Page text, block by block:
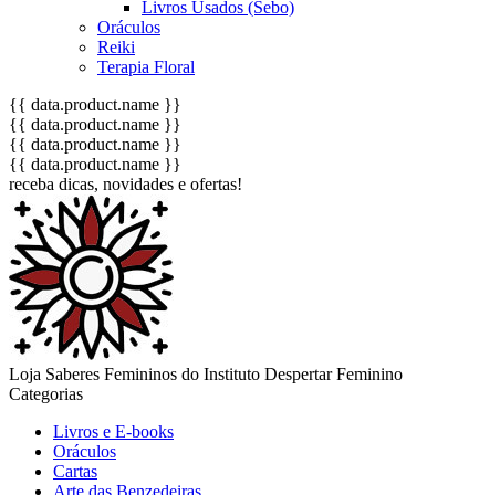
Livros Usados (Sebo)
Oráculos
Reiki
Terapia Floral
{{ data.product.name }}
{{ data.product.name }}
{{ data.product.name }}
{{ data.product.name }}
receba dicas, novidades e ofertas!
Loja Saberes Femininos do Instituto Despertar Feminino
Categorias
Livros e E-books
Oráculos
Cartas
Arte das Benzedeiras